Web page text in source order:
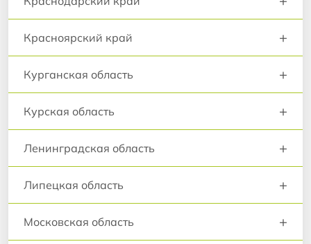
Красноярский край +
Курганская область +
Курская область +
Ленинградская область +
Липецкая область +
Московская область +